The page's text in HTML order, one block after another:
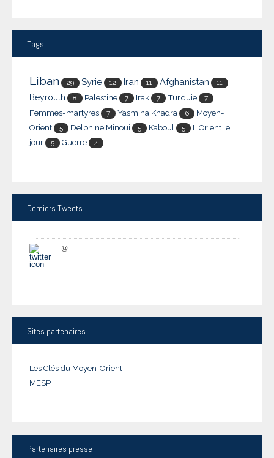
Tags
Liban 29 Syrie 12 Iran 11 Afghanistan 11
Beyrouth 8 Palestine 7 Irak 7 Turquie 7
Femmes-martyres 7 Yasmina Khadra 6
Moyen-
Orient
5 Delphine Minoui 5 Kaboul 5
L'Orient le
jour
5 Guerre 4
Derniers Tweets
@
Sites partenaires
Les Clés du Moyen-Orient
MESP
Partenaires presse